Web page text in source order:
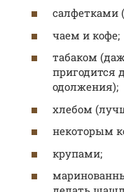
чаем и кофе;
табаком
пригодится
одолжения);
хлебом
некоторым
крупами;